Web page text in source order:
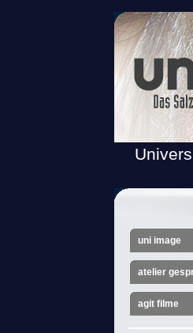
uni image
atelier
agit filme